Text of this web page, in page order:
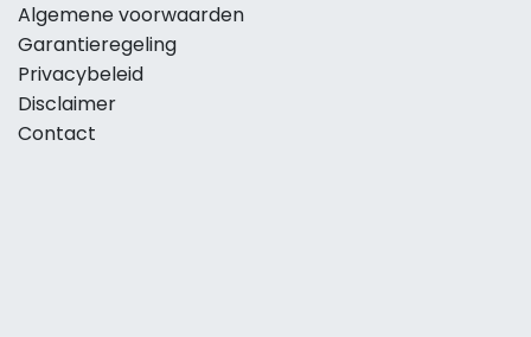
Algemene voorwaarden
Garantieregeling
Privacybeleid
Disclaimer
Contact